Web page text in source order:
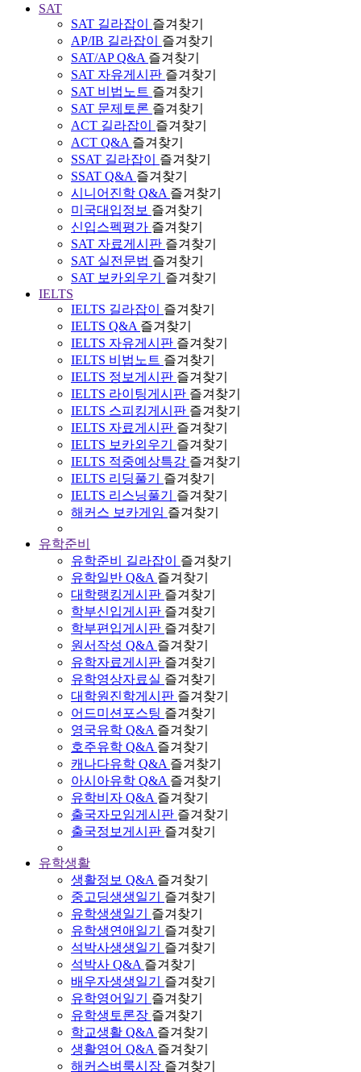
SAT
SAT 길라잡이
즐겨찾기
AP/IB 길라잡이
즐겨찾기
SAT/AP Q&A 즐겨찾기
SAT 자유게시판 즐겨찾기
SAT 비법노트 즐겨찾기
SAT 문제토론 즐겨찾기
ACT 길라잡이
즐겨찾기
ACT Q&A 즐겨찾기
SSAT 길라잡이
즐겨찾기
SSAT Q&A 즐겨찾기
시니어진학 Q&A 즐겨찾기
미국대입정보 즐겨찾기
신입스펙평가 즐겨찾기
SAT 자료게시판 즐겨찾기
SAT 실전문법 즐겨찾기
SAT 보카외우기
즐겨찾기
IELTS
IELTS 길라잡이
즐겨찾기
IELTS Q&A 즐겨찾기
IELTS 자유게시판 즐겨찾기
IELTS 비법노트 즐겨찾기
IELTS 정보게시판 즐겨찾기
IELTS 라이팅게시판 즐겨찾기
IELTS 스피킹게시판 즐겨찾기
IELTS 자료게시판 즐겨찾기
IELTS 보카외우기
즐겨찾기
IELTS 적중예상특강 즐겨찾기
IELTS 리딩풀기
즐겨찾기
IELTS 리스닝풀기
즐겨찾기
해커스 보카게임 즐겨찾기
유학준비
유학준비 길라잡이
즐겨찾기
유학일반 Q&A 즐겨찾기
대학랭킹게시판 즐겨찾기
학부신입게시판 즐겨찾기
학부편입게시판 즐겨찾기
원서작성 Q&A 즐겨찾기
유학자료게시판 즐겨찾기
유학영상자료실 즐겨찾기
대학원진학게시판 즐겨찾기
어드미션포스팅 즐겨찾기
영국유학 Q&A 즐겨찾기
호주유학 Q&A 즐겨찾기
캐나다유학 Q&A 즐겨찾기
아시아유학 Q&A 즐겨찾기
유학비자 Q&A 즐겨찾기
출국자모임게시판 즐겨찾기
출국정보게시판 즐겨찾기
유학생활
생활정보 Q&A 즐겨찾기
중고딩생생일기
즐겨찾기
유학생생일기
즐겨찾기
유학생연애일기
즐겨찾기
석박사생생일기
즐겨찾기
석박사 Q&A 즐겨찾기
배우자생생일기
즐겨찾기
유학영어일기
즐겨찾기
유학생토론장 즐겨찾기
학교생활 Q&A 즐겨찾기
생활영어 Q&A 즐겨찾기
해커스벼룩시장 즐겨찾기